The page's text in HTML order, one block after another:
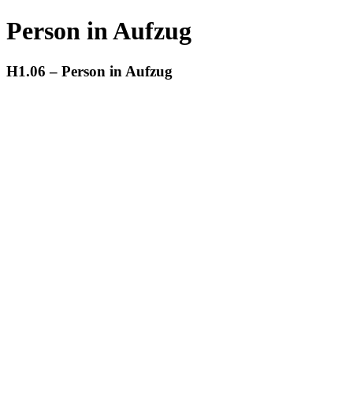
Person in Aufzug
H1.06 – Person in Aufzug